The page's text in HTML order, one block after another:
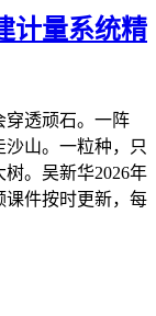
计量系统精
穿透顽石。一阵
山。一粒种，只
。吴新华2026年
课件按时更新，每